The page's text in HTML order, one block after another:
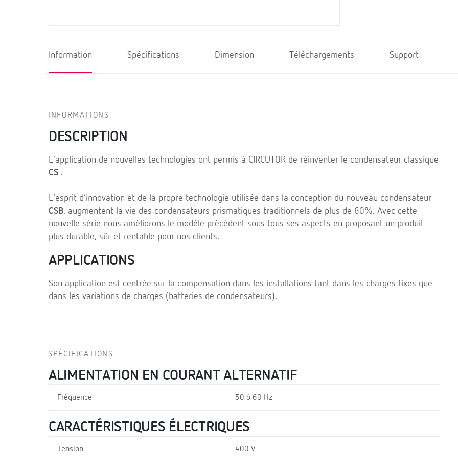
Information Spécifications Dimension Téléchargements Support
INFORMATIONS
DESCRIPTION
L’application de nouvelles technologies ont permis à CIRCUTOR de réinventer le condensateur classique
CS .
L’esprit d’innovation et de la propre technologie utilisée dans la conception du nouveau condensateur
CSB, augmentent la vie des condensateurs prismatiques traditionnels de plus de 60%. Avec cette
nouvelle série nous améliorons le modèle précédent sous tous ses aspects en proposant un produit
plus durable, sûr et rentable pour nos clients.
APPLICATIONS
Son application est centrée sur la compensation dans les installations tant dans les charges fixes que
dans les variations de charges (batteries de condensateurs).
SPÉCIFICATIONS
ALIMENTATION EN COURANT ALTERNATIF
Fréquence 50 ó 60 Hz
CARACTÉRISTIQUES ÉLECTRIQUES
Tension 400 V